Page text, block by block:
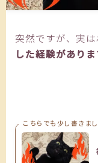
突然ですが、実
した経験がありま
こちらでも少し書きま